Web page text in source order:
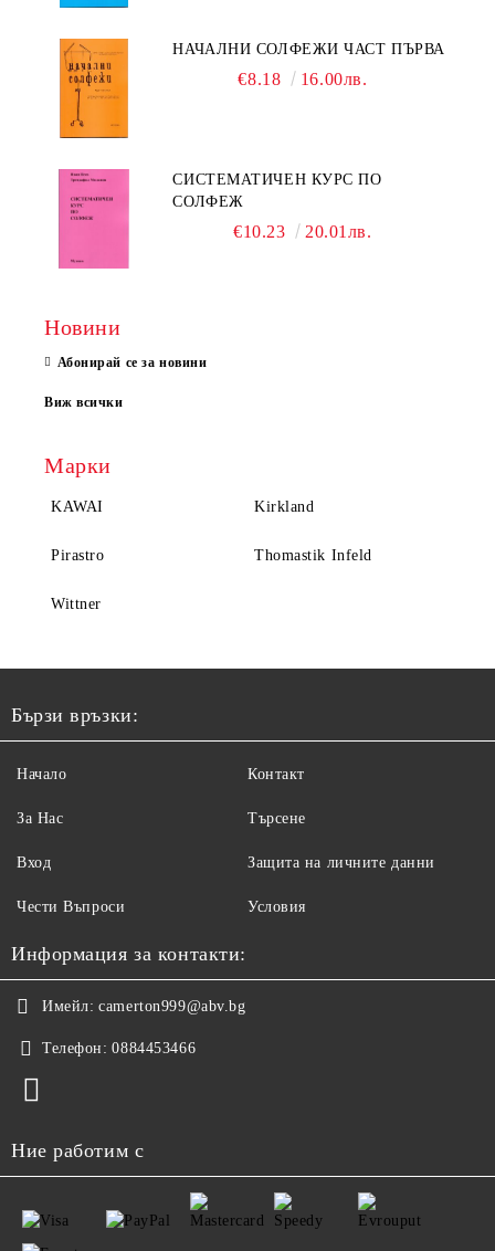
НАЧАЛНИ СОЛФЕЖИ ЧАСТ ПЪРВА
€8.18 16.00лв.
СИСТЕМАТИЧЕН КУРС ПО
СОЛФЕЖ
€10.23 20.01лв.
Новини
Абонирай се за новини
Виж всички
Марки
KAWAI Kirkland
Pirastro Thomastik Infeld
Wittner
Бързи връзки:
Начало
За Нас
Вход
Чести Въпроси
Контакт
Търсене
Защита на личните данни
Условия
Информация за контакти:
Имейл: camerton999@abv.bg
Телефон: 0884453466
Ние работим с